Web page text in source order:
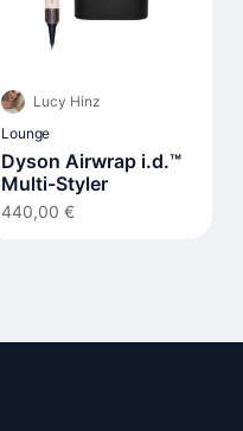
Lucy Hinz
Lounge
Dyson Airwrap i.d.™
Multi-Styler
440,00 €